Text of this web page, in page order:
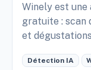
Winely est une
gratuite : scan
et
Détection IA